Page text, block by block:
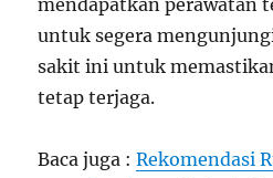
mendapatkan perawatan
untuk segera
sakit ini untuk
tetap terjaga.
Baca juga :Rekomendasi